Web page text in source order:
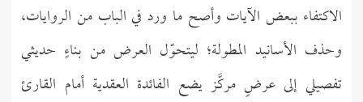
الاكتفاء ببعض الآيات وأصح ما ورد في الباب من الروايات،
وحذف الأسانيد المطولة؛ ليتحوّل العرض من بناءٍ حديثي
تفصيلي إلى عرضٍ مركَّز يضع الفائدة العقدية أمام القارئ